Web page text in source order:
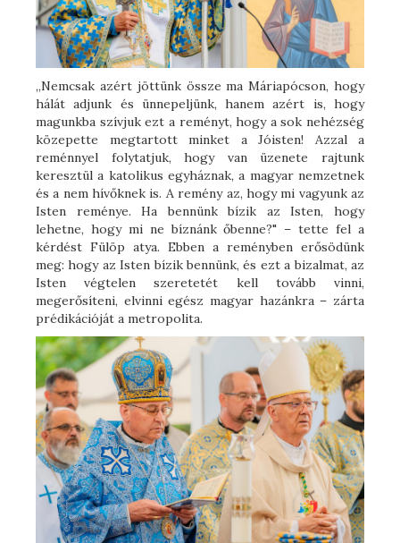
„Nemcsak azért jöttünk össze ma Máriapócson, hogy
hálát adjunk és ünnepeljünk, hanem azért is, hogy
magunkba szívjuk ezt a reményt, hogy a sok nehézség
közepette megtartott minket a Jóisten! Azzal a
reménnyel folytatjuk, hogy van üzenete rajtunk
keresztül a katolikus egyháznak, a magyar nemzetnek
és a nem hívőknek is. A remény az, hogy mi vagyunk az
Isten reménye. Ha bennünk bízik az Isten, hogy
lehetne, hogy mi ne bíznánk őbenne?" – tette fel a
kérdést Fülöp atya. Ebben a reményben erősödünk
meg: hogy az Isten bízik bennünk, és ezt a bizalmat, az
Isten végtelen szeretetét kell tovább vinni,
megerősíteni, elvinni egész magyar hazánkra – zárta
prédikációját a metropolita.